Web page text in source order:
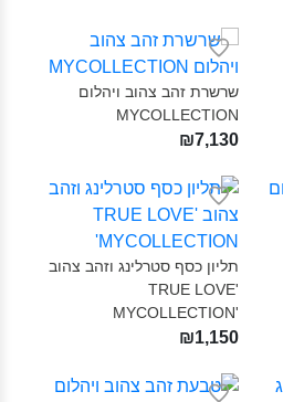
שרשרת זהב צהוב ויהלום
MYCOLLECTION‎
₪7,130
תליון כסף סטרלינג וזהב צהוב
TRUE LOVE'
MYCOLLECTION'‎
₪1,150